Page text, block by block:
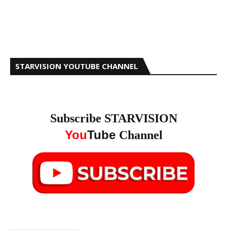
STARVISION YOUTUBE CHANNEL
Subscribe STARVISION
YouTube Channel